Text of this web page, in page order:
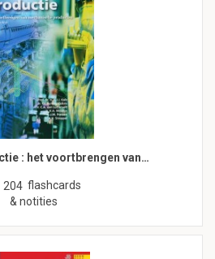
: het voortbrengen van…
204 flashcards
& notities